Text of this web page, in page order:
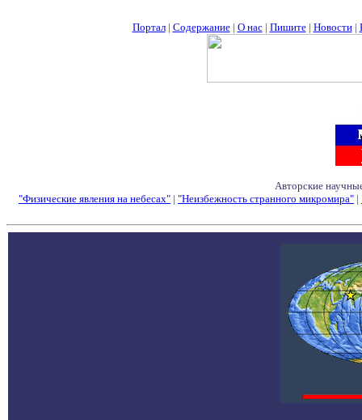
Портал| Содержание| О нас| Пишите| Новости|
Авторские
"Физические явления на небесах" | "Неизбежность странного микромира" |